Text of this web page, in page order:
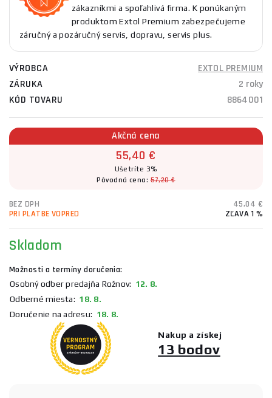
zákazníkmi a spoľahlivá firma. K ponúkaným
produktom Extol Premium zabezpečujeme
záručný a pozáručný servis, dopravu, servis plus.
VÝROBCA
EXTOL PREMIUM
ZÁRUKA
2 roky
KÓD TOVARU
8864001
Akčná cena
55,40 €
Ušetríte 3%
Pôvodná cena:57,20 €
BEZ DPH
45,04 €
PRI PLATBE VOPRED
ZĽAVA 1 %
Skladom
Možnosti a termíny doručenia:
Osobný odber predajňa Rožnov: 12. 8.
Odberné miesta: 18. 8.
Doručenie na adresu: 18. 8.
Nakup a získej
13 bodov